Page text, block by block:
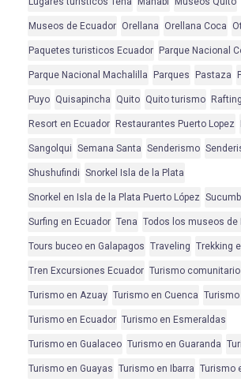
Museos de Ecuador Orellana Orellana Coca
Paquetes turisticos Ecuador Parque Nacional
Parque Nacional Machalilla Parques Pastaza
Puyo Quisapincha Quito Quito turismo
Resort en Ecuador Restaurantes Puerto Lopez
Sangolqui Semana Santa Senderismo
Shushufindi Snorkel Isla de la Plata
Snorkel en Isla de la Plata Puerto López
Surfing en Ecuador Tena Todos los museos de
Tours buceo en Galapagos Traveling Trekking
Tren Excursiones Ecuador Turismo comunitario
Turismo en Azuay Turismo en Cuenca Turismo
Turismo en Ecuador Turismo en Esmeraldas
Turismo en Gualaceo Turismo en Guaranda
Turismo en Guayas Turismo en Ibarra Turismo